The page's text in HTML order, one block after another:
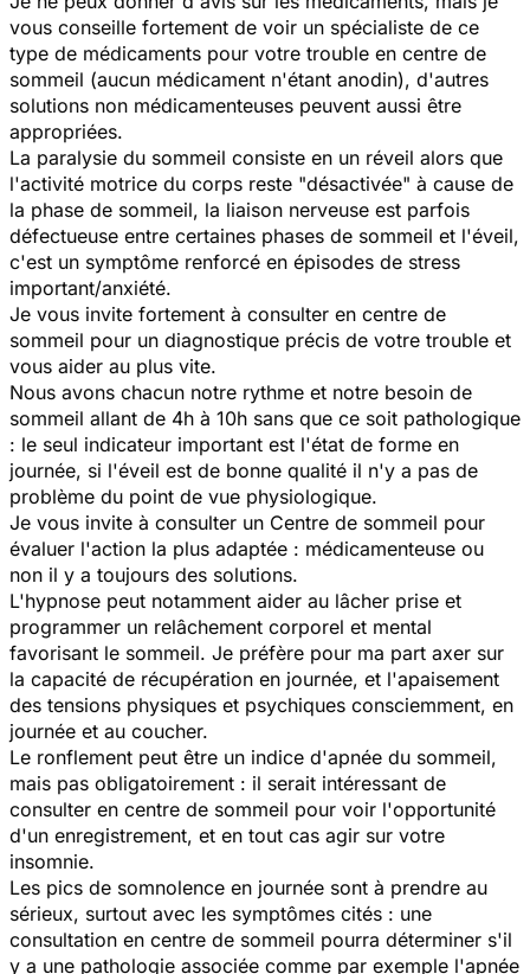
vous conseille fortement de voir un spécialiste de ce
type de médicaments pour votre trouble en centre de
sommeil (aucun médicament n'étant anodin), d'autres
solutions non médicamenteuses peuvent aussi être
appropriées.
La paralysie du sommeil consiste en un réveil alors que
l'activité motrice du corps reste "désactivée" à cause de
la phase de sommeil, la liaison nerveuse est parfois
défectueuse entre certaines phases de sommeil et l'éveil,
c'est un symptôme renforcé en épisodes de stress
important/anxiété.
Je vous invite fortement à consulter en centre de
sommeil pour un diagnostique précis de votre trouble et
vous aider au plus vite.
Nous avons chacun notre rythme et notre besoin de
sommeil allant de 4h à 10h sans que ce soit pathologique
: le seul indicateur important est l'état de forme en
journée, si l'éveil est de bonne qualité il n'y a pas de
problème du point de vue physiologique.
Je vous invite à consulter un Centre de sommeil pour
évaluer l'action la plus adaptée : médicamenteuse ou
non il y a toujours des solutions.
L'hypnose peut notamment aider au lâcher prise et
programmer un relâchement corporel et mental
favorisant le sommeil. Je préfère pour ma part axer sur
la capacité de récupération en journée, et l'apaisement
des tensions physiques et psychiques consciemment, en
journée et au coucher.
Le ronflement peut être un indice d'apnée du sommeil,
mais pas obligatoirement : il serait intéressant de
consulter en centre de sommeil pour voir l'opportunité
d'un enregistrement, et en tout cas agir sur votre
insomnie.
Les pics de somnolence en journée sont à prendre au
sérieux, surtout avec les symptômes cités : une
consultation en centre de sommeil pourra déterminer s'il
y a une pathologie associée comme par exemple l'apnée